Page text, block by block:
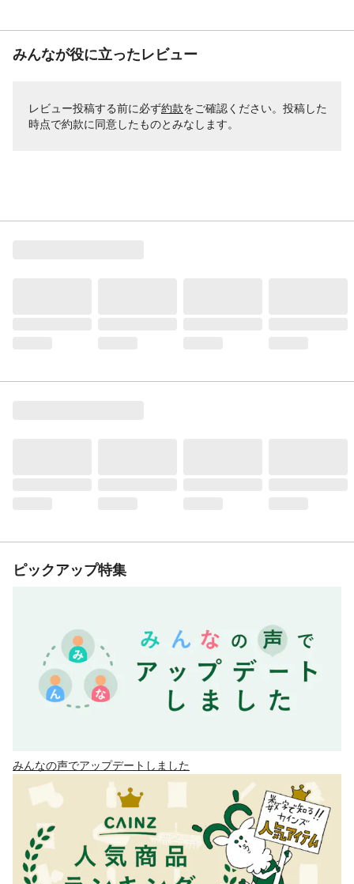
みんなが役に立ったレビュー
レビュー投稿する前に必ず約款をご確認ください。投稿した
時点で約款に同意したものとみなします。
ピックアップ特集
みんなの声でアップデートしました